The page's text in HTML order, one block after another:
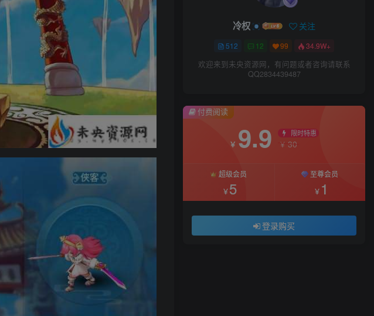
冷权 关注
512 12 99 34.9W+
欢迎来到未央资源网，有问题或者咨询请联系
QQ2834439487
付费阅读
￥ 9.9 限时特惠
￥ 30
超级会员
￥5
至尊会员
￥ 1
登录购买